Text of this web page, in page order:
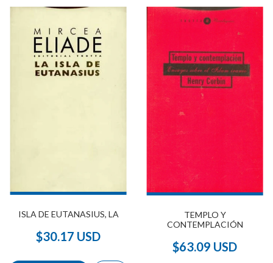
ISLA DE EUTANASIUS, LA
$30.17 USD
TEMPLO Y
CONTEMPLACIÓN
$63.09 USD